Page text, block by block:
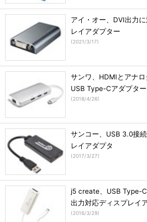
アイ・オー、DVI出力
レイアダプター
(2021/3/17)
サンワ、HDMIとアナ
USB Type-Cアダプター
(2018/4/26)
サンコー、USB 3.0接
レイアダプタ
(2017/3/27)
j5 create、USB Type-
出力対応ディスプレイ
(2016/3/29)